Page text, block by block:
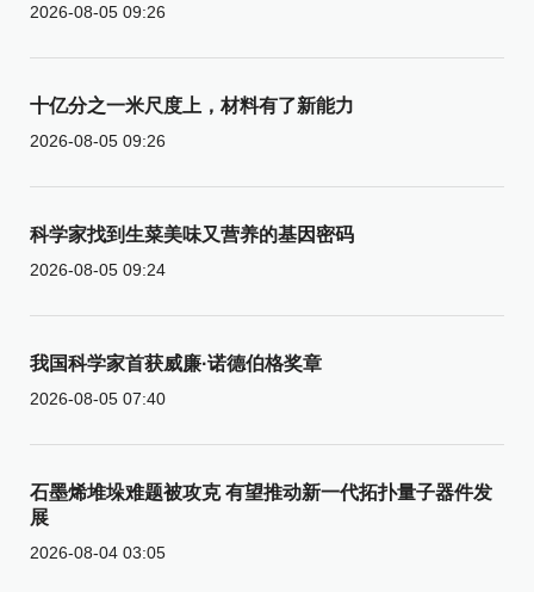
2026-08-05 09:26
十亿分之一米尺度上，材料有了新能力
2026-08-05 09:26
科学家找到生菜美味又营养的基因密码
2026-08-05 09:24
我国科学家首获威廉·诺德伯格奖章
2026-08-05 07:40
石墨烯堆垛难题被攻克 有望推动新一代拓扑量子器件发
展
2026-08-04 03:05